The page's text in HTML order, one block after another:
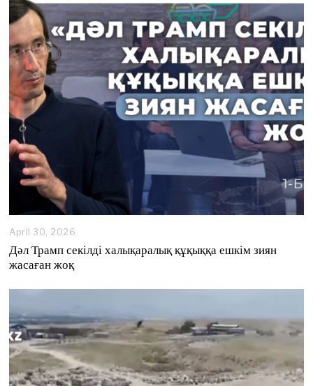
April 30, 2026
y
2
6
Дәл Трамп секілді халықаралық құқыққа ешкім зиян
жасаған жоқ